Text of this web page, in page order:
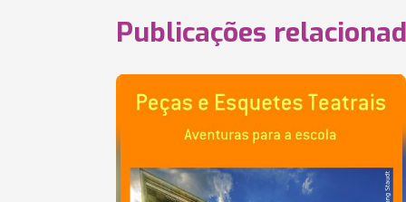
Publicações